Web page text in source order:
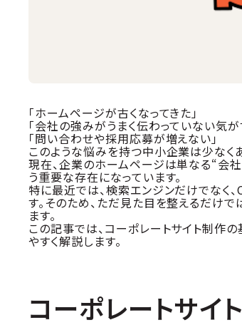
「ホームページが古くなってきた」
「会社の強みがうまく伝わっていない気が
「問い合わせや採用応募が増えない」
このような悩みを持つ中小企業は少なく
現在、企業のホームページは単なる“会社
う重要な存在になっています。
特に最近では、検索エンジンだけでな
す。そのため、ただ見た目を整えるだけ
ます。
この記事では、コーポレートサイト制作
やすく解説します。
コーポレートサイ